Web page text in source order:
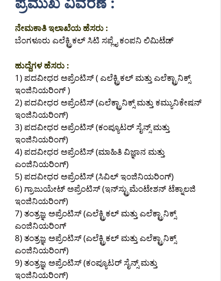
ನೇಮಕಾತಿ ಇಲಾಖೆಯ ಹೆಸರು :
ಬೆಂಗಳೂರು ಎಲೆಕ್ಟ್ರಿಕಲ್ ಸಿಟಿ ಸಪ್ಲೈ ಕಂಪನಿ ಲಿಮಿಟೆಡ್
ಹುದ್ದೆಗಳ ಹೆಸರು :
1) ಪದವೀಧರ ಅಪ್ರೆಂಟಿಸ್ ( ಎಲೆಕ್ಟ್ರಿಕಲ್ ಮತ್ತು ಎಲೆಕ್ಟ್ರಾನಿಕ್ಸ್
ಇಂಜಿನಿಯರಿಂಗ್ )
2) ಪದವೀಧರ ಅಪ್ರೆಂಟಿಸ್ (ಎಲೆಕ್ಟ್ರಾನಿಕ್ಸ್ ಮತ್ತು ಕಮ್ಯುನಿಕೇಷನ್
ಇಂಜಿನಿಯರಿಂಗ್)
3) ಪದವೀಧರ ಅಪ್ರೆಂಟಿಸ್ (ಕಂಪ್ಯೂಟರ್ ಸೈನ್ಸ್ ಮತ್ತು
ಇಂಜಿನಿಯರಿಂಗ್)
4) ಪದವೀಧರ ಅಪ್ರೆಂಟಿಸ್ (ಮಾಹಿತಿ ವಿಜ್ಞಾನ ಮತ್ತು
ಎಂಜಿನಿಯರಿಂಗ್)
5) ಪದವೀಧರ ಅಪ್ರೆಂಟಿಸ್ (ಸಿವಿಲ್ ಇಂಜಿನಿಯರಿಂಗ್)
6) ಗ್ರಾಜುಯೇಟ್ ಅಪ್ರೆಂಟಿಸ್ (ಇನ್‌ಸ್ಟ್ರುಮೆಂಟೇಶನ್ ಟೆಕ್ನಾಲಜಿ
ಇಂಜಿನಿಯರಿಂಗ್)
7) ತಂತ್ರಜ್ಞ ಅಪ್ರೆಂಟಿಸ್ (ಎಲೆಕ್ಟ್ರಿಕಲ್ ಮತ್ತು ಎಲೆಕ್ಟ್ರಾನಿಕ್ಸ್
ಎಂಜಿನಿಯರಿಂಗ್
8) ತಂತ್ರಜ್ಞ ಅಪ್ರೆಂಟಿಸ್ (ಎಲೆಕ್ಟ್ರಿಕಲ್ ಮತ್ತು ಎಲೆಕ್ಟ್ರಾನಿಕ್ಸ್
ಎಂಜಿನಿಯರಿಂಗ್)
9) ತಂತ್ರಜ್ಞ ಅಪ್ರೆಂಟಿಸ್ (ಕಂಪ್ಯೂಟರ್ ಸೈನ್ಸ್ ಮತ್ತು
ಇಂಜಿನಿಯರಿಂಗ್)